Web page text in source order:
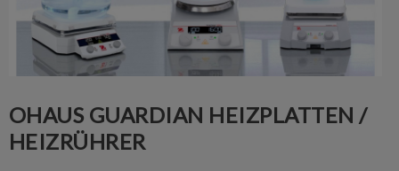
OHAUS GUARDIAN HEIZPLATTEN /
HEIZRÜHRER